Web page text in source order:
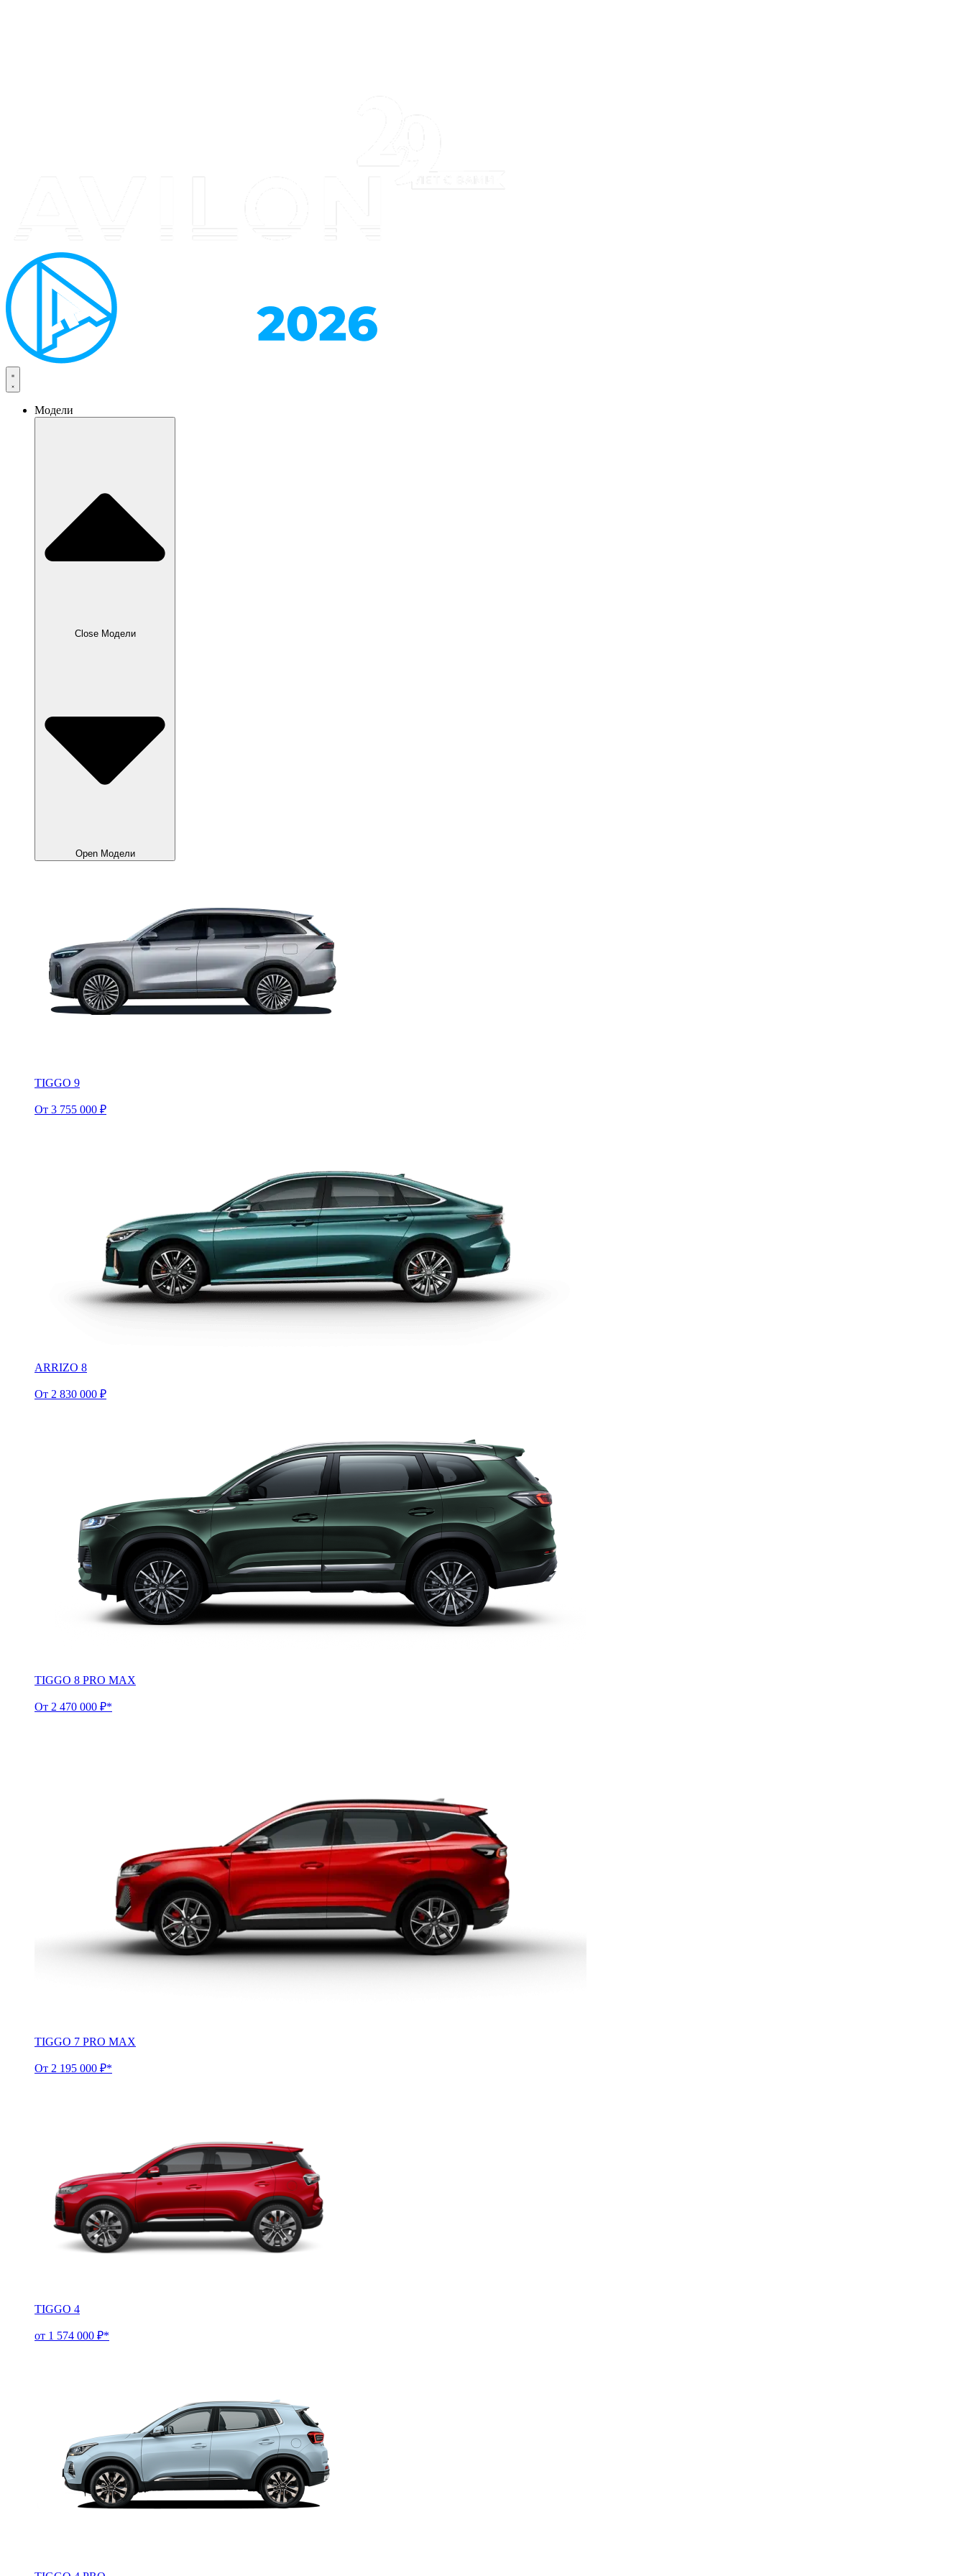
Модели
Close Модели
Open Модели
TIGGO 9
От 3 755 000 ₽
ARRIZO 8
От 2 830 000 ₽
TIGGO 8 PRO MAX
От 2 470 000 ₽*
TIGGO 7 PRO MAX
От 2 195 000 ₽*
TIGGO 4
от 1 574 000 ₽*